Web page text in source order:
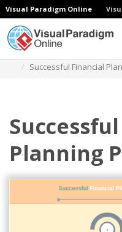
Visual Paradigm Online
Successful Financial
Planning